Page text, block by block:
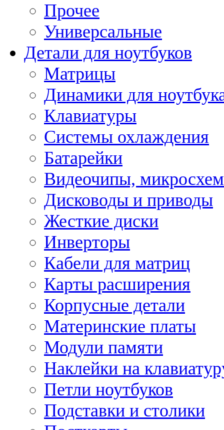
Прочее
Универсальные
Детали для ноутбуков
Матрицы
Динамики для
Клавиатуры
Системы охлаждения
Батарейки
Видеочипы,
Дисководы и приводы
Жесткие диски
Инверторы
Кабели для матриц
Карты расширения
Корпусные детали
Материнские платы
Модули памяти
Наклейки на
Петли ноутбуков
Подставки и столики